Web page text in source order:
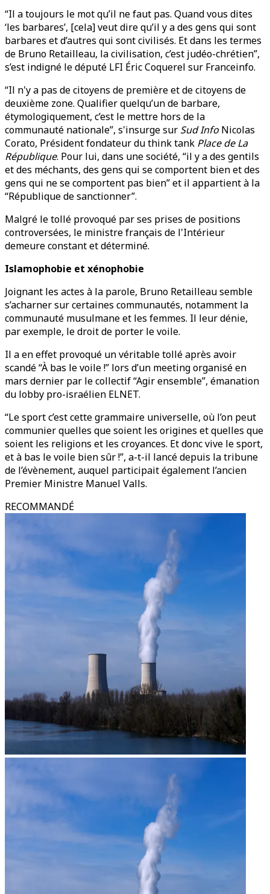
“Il a toujours le mot qu’il ne faut pas. Quand vous dites
‘les barbares’, [cela] veut dire qu’il y a des gens qui sont
barbares et d’autres qui sont civilisés. Et dans les termes
de Bruno Retailleau, la civilisation, c’est judéo-chrétien”,
s’est indigné le député LFI Éric Coquerel sur Franceinfo.
“Il n'y a pas de citoyens de première et de citoyens de
deuxième zone. Qualifier quelqu’un de barbare,
étymologiquement, c’est le mettre hors de la
communauté nationale”, s'insurge sur Sud Info Nicolas
Corato, Président fondateur du think tank Place de La
République. Pour lui, dans une société, “il y a des gentils
et des méchants, des gens qui se comportent bien et des
gens qui ne se comportent pas bien” et il appartient à la
“République de sanctionner”.
Malgré le tollé provoqué par ses prises de positions
controversées, le ministre français de l'Intérieur
demeure constant et déterminé.
Islamophobie et xénophobie
Joignant les actes à la parole, Bruno Retailleau semble
s’acharner sur certaines communautés, notamment la
communauté musulmane et les femmes. Il leur dénie,
par exemple, le droit de porter le voile.
Il a en effet provoqué un véritable tollé après avoir
scandé “À bas le voile !” lors d’un meeting organisé en
mars dernier par le collectif “Agir ensemble”, émanation
du lobby pro-israélien ELNET.
“Le sport c’est cette grammaire universelle, où l’on peut
communier quelles que soient les origines et quelles que
soient les religions et les croyances. Et donc vive le sport,
et à bas le voile bien sûr !”, a-t-il lancé depuis la tribune
de l’évènement, auquel participait également l’ancien
Premier Ministre Manuel Valls.
RECOMMANDÉ